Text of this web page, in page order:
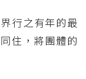
行之有年的最
住，將團體的